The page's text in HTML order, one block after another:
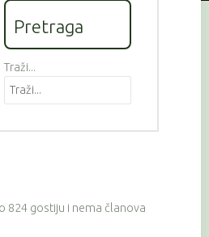
Pretraga
Traži...
824 gostiju i nema članova